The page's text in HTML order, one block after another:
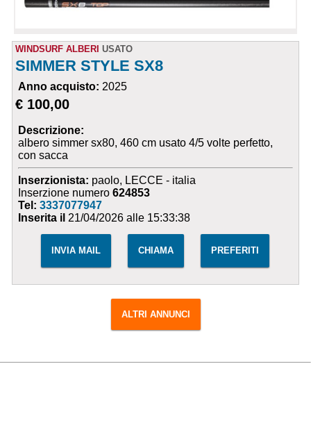
WINDSURF ALBERI USATO
SIMMER STYLE SX8
Anno acquisto: 2025
€ 100,00
Descrizione:
albero simmer sx80, 460 cm usato 4/5 volte perfetto,
con sacca
Inserzionista: paolo, LECCE - italia
Inserzione numero624853
Tel:3337077947
Inserita il 21/04/2026 alle 15:33:38
INVIA MAIL CHIAMA PREFERITI
ALTRI ANNUNCI